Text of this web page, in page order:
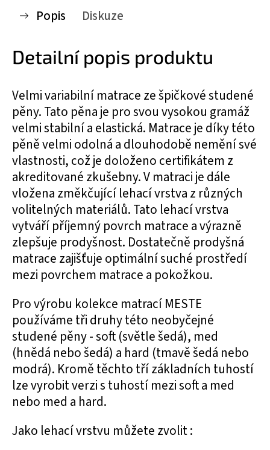
Popis Diskuze
Detailní popis produktu
Velmi variabilní matrace ze špičkové studené
pěny. Tato pěna je pro svou vysokou gramáž
velmi stabilní a elastická. Matrace je díky této
pěně velmi odolná a dlouhodobě nemění své
vlastnosti, což je doloženo certifikátem z
akreditované zkušebny. V matraci je dále
vložena změkčující lehací vrstva z různých
volitelných materiálů. Tato lehací vrstva
vytváří příjemný povrch matrace a výrazně
zlepšuje prodyšnost. Dostatečně prodyšná
matrace zajišťuje optimální suché prostředí
mezi povrchem matrace a pokožkou.
Pro výrobu kolekce matrací MESTE
používáme tři druhy této neobyčejné
studené pěny - soft (světle šedá), med
(hnědá nebo šedá) a hard (tmavě šedá nebo
modrá). Kromě těchto tří základních tuhostí
lze vyrobit verzi s tuhostí mezi soft a med
nebo med a hard.
Jako lehací vrstvu můžete zvolit :